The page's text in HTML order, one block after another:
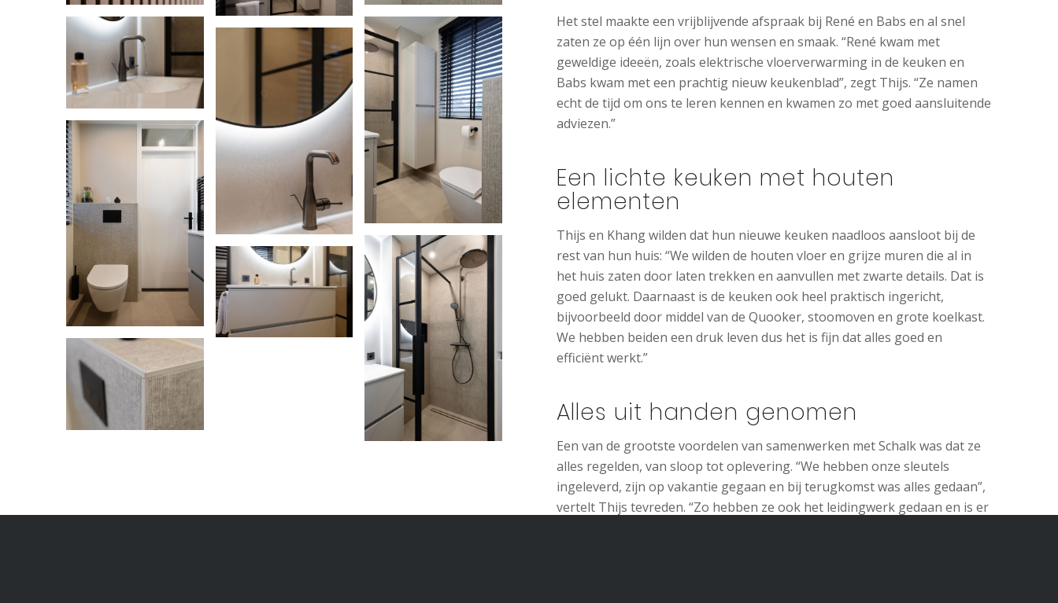
Het stel maakte een vrijblijvende afspraak bij René en Babs en al snel
zaten ze op één lijn over hun wensen en smaak. “René kwam met
geweldige ideeën, zoals elektrische vloerverwarming in de keuken en
Babs kwam met een prachtig nieuw keukenblad”, zegt Thijs. “Ze namen
echt de tijd om ons te leren kennen en kwamen zo met goed aansluitende
adviezen.”
Een lichte keuken met houten
elementen
Thijs en Khang wilden dat hun nieuwe keuken naadloos aansloot bij de
rest van hun huis: “We wilden de houten vloer en grijze muren die al in
het huis zaten door laten trekken en aanvullen met zwarte details. Dat is
goed gelukt. Daarnaast is de keuken ook heel praktisch ingericht,
bijvoorbeeld door middel van de Quooker, stoomoven en grote koelkast.
We hebben beiden een druk leven dus het is fijn dat alles goed en
efficiënt werkt.”
Alles uit handen genomen
Een van de grootste voordelen van samenwerken met Schalk was dat ze
alles regelden, van sloop tot oplevering. “We hebben onze sleutels
ingeleverd, zijn op vakantie gegaan en bij terugkomst was alles gedaan”,
vertelt Thijs tevreden. “Zo hebben ze ook het leidingwerk gedaan en is er